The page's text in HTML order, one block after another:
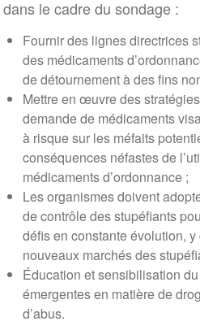
dans le cadre du sondage :
Fournir des lignes directrices
des médicaments
de détournement à des fins
Mettre en œuvre des
demande de médicaments
à risque sur les méfaits
conséquences néfastes de
médicaments d’ordonnance ;
Les organismes doivent
de contrôle des stupéfiants
défis en constante évolution,
nouveaux marchés des
Éducation et sensibilisation
émergentes en matière de
d’abus.